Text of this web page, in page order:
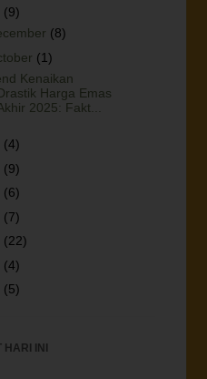
(9)
(8)
(1)
Kenaikan
Harga Emas
2025: Fakt...
(4)
(9)
(6)
(7)
(22)
(4)
(5)
INI